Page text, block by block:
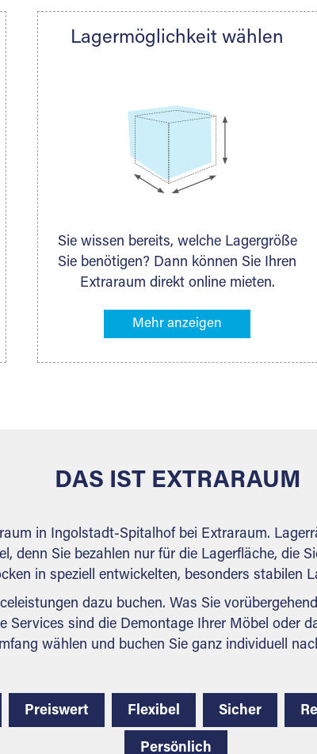
Ihre Nachricht.Lagermöglichkeit wählen
Sie wissen bereits, welche Lagergröße
Sie benötigen? Dann können Sie Ihren
Extraraum direkt online mieten.
Lagerliste die entsprechenden
möchten – das Volumen wird sofort
weiteren Fragen, die Sie haben.
DAS IST EXTRARAUM
in Ingolstadt-Spitalhof bei Extraraum.
denn Sie bezahlen nur für die Lagerfläche, die
in speziell entwickelten, besonders stabilen
dazu buchen. Was Sie
Services sind die Demontage Ihrer Möbel oder
wählen und buchen Sie ganz individuell
Preiswert Flexibel Sicher
Persönlich